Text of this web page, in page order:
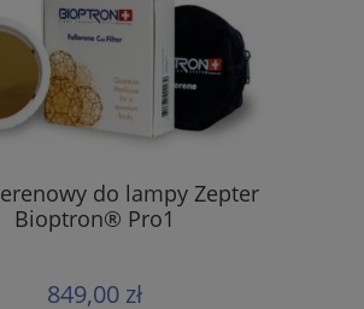
do lampy Zepter
Bioptron® Pro1
849,00 zł